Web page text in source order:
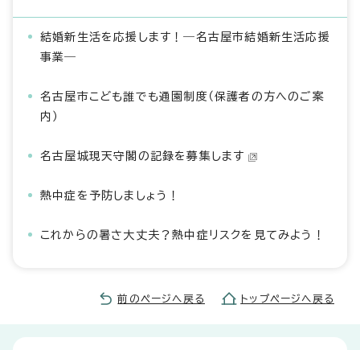
結婚新生活を応援します！―名古屋市結婚新生活応援
事業―
名古屋市こども誰でも通園制度（保護者の方へのご案
内）
名古屋城現天守閣の記録を募集します
熱中症を予防しましょう！
これからの暑さ大丈夫？熱中症リスクを見てみよう！
前のページへ戻る トップページへ戻る